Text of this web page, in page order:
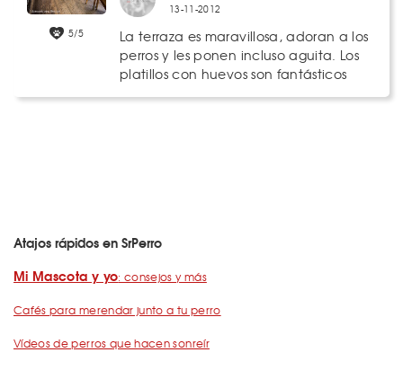
5/5
13-11-2012
La terraza es maravillosa, adoran a los
perros y les ponen incluso aguita. Los
platillos con huevos son fantásticos
Atajos rápidos en SrPerro
Mi Mascota y yo: consejos y más
Cafés para merendar junto a tu perro
Vídeos de perros que hacen sonreír